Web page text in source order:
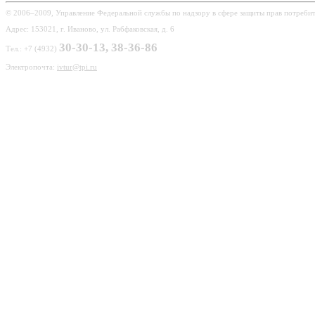
© 2006–2009, Управление Федеральной службы по надзору в сфере защиты прав
Адрес: 153021, г. Иваново, ул. Рабфаковская, д. 6
Тел.: +7 (4932) 30-30-13, 38-36-86
Электропочта: ivtur@tpi.ru